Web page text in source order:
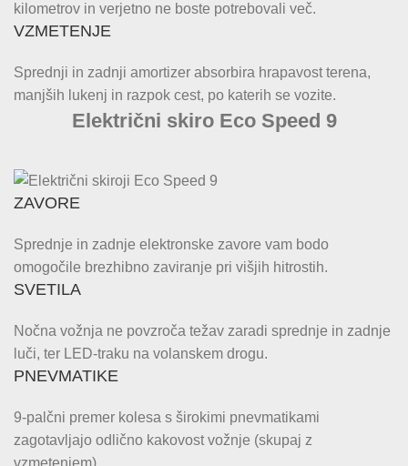
kilometrov in verjetno ne boste potrebovali več.
VZMETENJE
Sprednji in zadnji amortizer absorbira hrapavost terena,
manjših lukenj in razpok cest, po katerih se vozite.
Električni skiro Eco Speed 9
ZAVORE
Sprednje in zadnje elektronske zavore vam bodo
omogočile brezhibno zaviranje pri višjih hitrostih.
SVETILA
Nočna vožnja ne povzroča težav zaradi sprednje in zadnje
luči, ter LED-traku na volanskem drogu.
PNEVMATIKE
9-palčni premer kolesa s širokimi pnevmatikami
zagotavljajo odlično kakovost vožnje (skupaj z
vzmetenjem).